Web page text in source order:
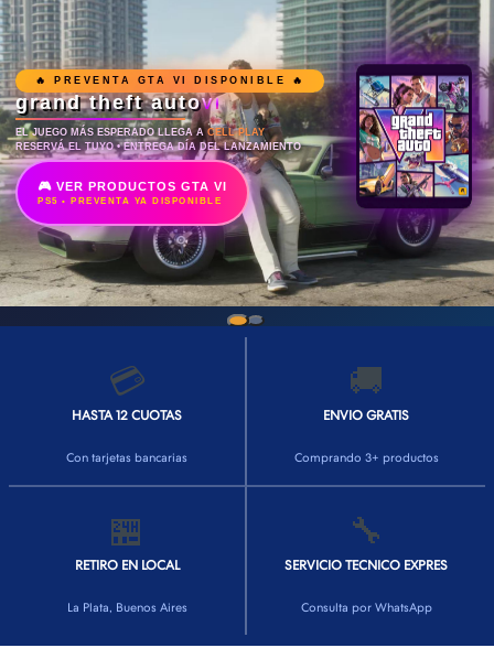
🔥 PREVENTA GTA VI DISPONIBLE 🔥
grand theft autoVI
EL JUEGO MÁS ESPERADO LLEGA A CELL PLAY
RESERVÁ EL TUYO • ENTREGA DÍA DEL LANZAMIENTO
🎮 VER PRODUCTOS GTA VI
PS5 • PREVENTA YA DISPONIBLE
💳
HASTA 12 CUOTAS
Con tarjetas bancarias
🚚
ENVIO GRATIS
Comprando 3+ productos
🏪
RETIRO EN LOCAL
La Plata, Buenos Aires
🔧
SERVICIO TECNICO EXPRES
Consulta por WhatsApp